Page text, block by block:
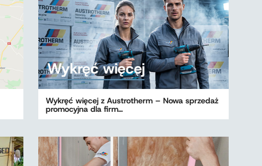
Wykręć więcej z Austrotherm – Nowa sprzedaż
promocyjna dla firm…